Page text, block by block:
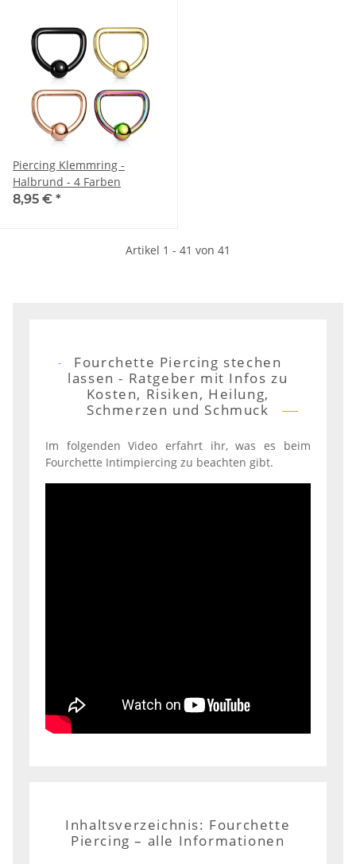
Piercing Klemmring -
Halbrund - 4 Farben
8,95 € *
Artikel 1 - 41 von 41
Fourchette Piercing stechen
lassen - Ratgeber mit Infos zu
Kosten, Risiken, Heilung,
Schmerzen und Schmuck
Im folgenden Video erfahrt ihr, was es beim
Fourchette Intimpiercing zu beachten gibt.
Inhaltsverzeichnis: Fourchette
Piercing – alle Informationen